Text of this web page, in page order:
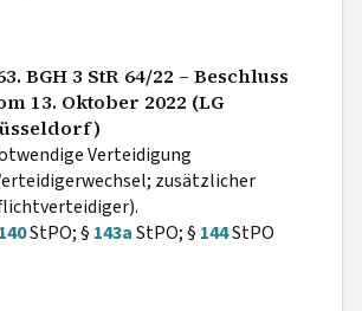
BGH 3 StR 64/22 – Beschluss
13. Oktober 2022 (LG
Verteidigung
zusätzlicher
140StPO; § 143aStPO; § 144StPO